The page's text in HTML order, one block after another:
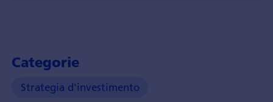
Categorie
Strategia d'investimento